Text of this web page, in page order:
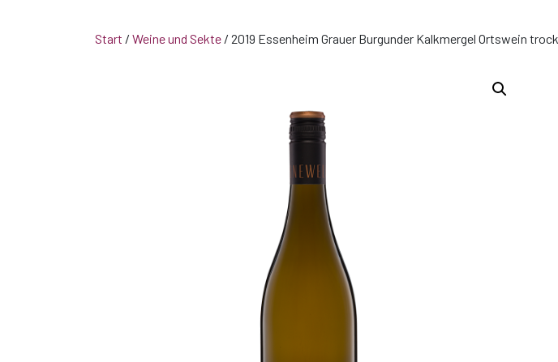
Start / Weine und Sekte / 2019 Essenheim Grauer Burgunder Kalkmergel Ortswein